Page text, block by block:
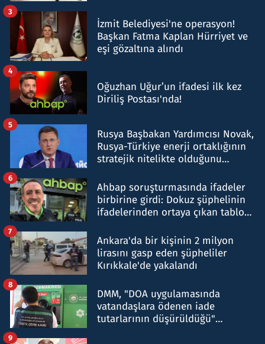
İzmit Belediyesi'ne operasyon!
Başkan Fatma Kaplan Hürriyet ve
eşi gözaltına alındı
3
Oğuzhan Uğur’un ifadesi ilk kez
Diriliş Postası'nda!
4
Rusya Başbakan Yardımcısı Novak,
Rusya-Türkiye enerji ortaklığının
stratejik nitelikte olduğunu
5
Ahbap soruşturmasında ifadeler
birbirine girdi: Dokuz şüphelinin
ifadelerinden ortaya çıkan tablo
6
Ankara'da bir kişinin 2 milyon
lirasını gasp eden şüpheliler
Kırıkkale'de yakalandı
7
DMM, "DOA uygulamasında
vatandaşlara ödenen iade
tutarlarının düşürüldüğü"
8
9